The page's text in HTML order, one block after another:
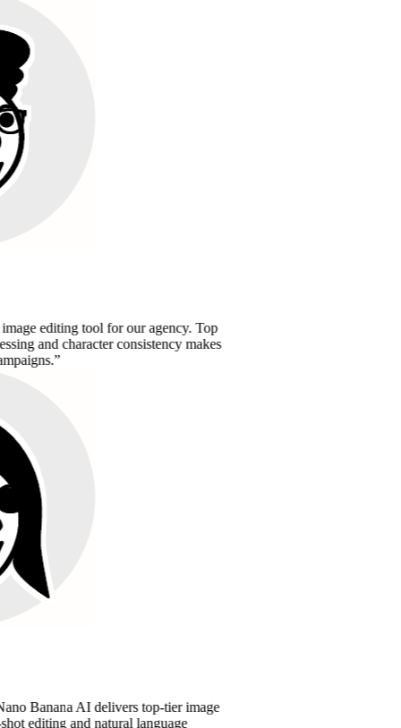
tool for our agency. Top
character consistency makes
AI delivers top-tier image
and natural language